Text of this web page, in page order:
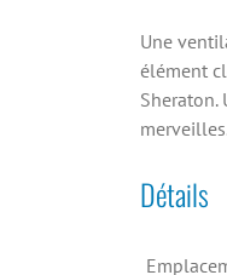
Une
élément
Sheraton.
Détails